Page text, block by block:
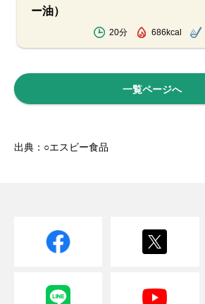
ー油）
20分 686kcal
一覧ページへ
出典：○エスビー食品